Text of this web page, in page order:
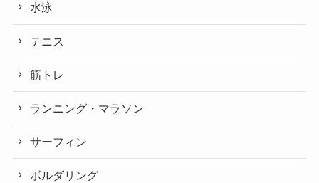
水泳
テニス
筋トレ
ランニング・マラソン
サーフィン
ボルダリング